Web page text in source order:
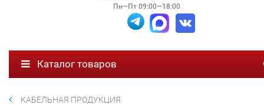
Пн—Пт 09:00—18:00
Каталог товаров
КАБЕЛЬНАЯ ПРОДУКЦИЯ